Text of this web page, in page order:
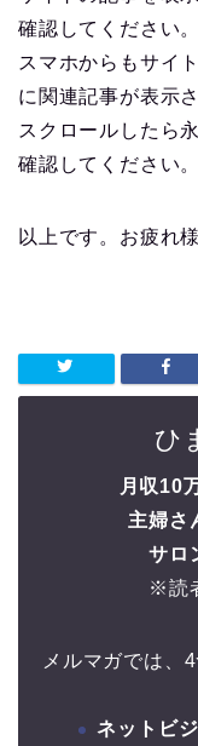
確認してください。
スマホからもサイ
に関連記事が表示
スクロールしたら
確認してください。
以上です。お疲れ
ひ
月収10
主婦さ
サロ
※読
メルマガでは、
ネットビ